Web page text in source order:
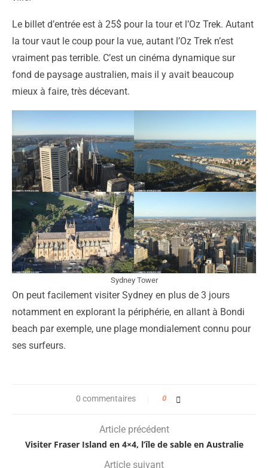
Le billet d’entrée est à 25$ pour la tour et l’Oz Trek. Autant
la tour vaut le coup pour la vue, autant l’Oz Trek n’est
vraiment pas terrible. C’est un cinéma dynamique sur
fond de paysage australien, mais il y avait beaucoup
mieux à faire, très décevant.
Sydney Tower
On peut facilement visiter Sydney en plus de 3 jours
notamment en explorant la périphérie, en allant à Bondi
beach par exemple, une plage mondialement connu pour
ses surfeurs.
0 commentaires 0
Article précédent
Visiter Fraser Island en 4×4, l’île de sable en Australie
Article suivant